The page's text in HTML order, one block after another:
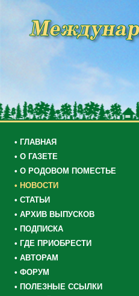
• ГЛАВНАЯ
• О ГАЗЕТЕ
• О РОДОВОМ ПОМЕСТЬЕ
• НОВОСТИ
• СТАТЬИ
• АРХИВ ВЫПУСКОВ
• ПОДПИСКА
• ГДЕ ПРИОБРЕСТИ
• АВТОРАМ
• ФОРУМ
• ПОЛЕЗНЫЕ ССЫЛКИ